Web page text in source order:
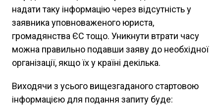
надати таку інформацію через відсутність у
заявника уповноваженого юриста,
громадянства ЄС тощо. Уникнути втрати часу
можна правильно подавши заяву до необхідної
організації, якщо їх у країні декілька.
Виходячи з усього вищезгаданого стартовою
інформацією для подання запиту буде: